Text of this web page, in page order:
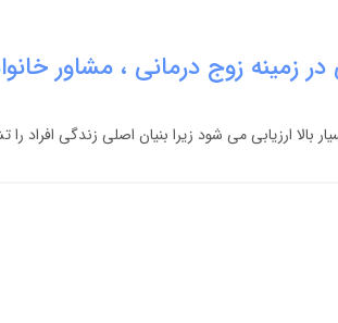
زمینه زوج درمانی ، مشاور
بالا ارزیابی می شود زیرا بنیان اصلی زندگی افراد